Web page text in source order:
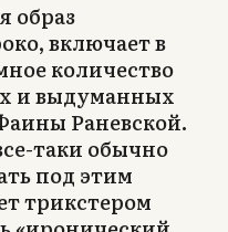
образ
включает в
количество
и выдуманных
Раневской.
таки обычно
под этим
трикстером